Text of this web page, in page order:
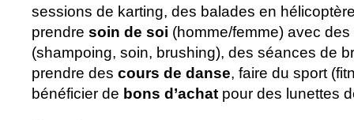
sessions de karting, des balades en
prendre soin de soi (homme/femme) avec
(shampoing, soin, brushing), des séances de
prendre des cours de danse, faire du sport
bénéficier de bons d’achat pour des lunettes